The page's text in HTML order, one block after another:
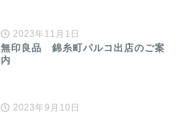
2023年11月1日
無印良品 錦糸町パルコ出店のご案
内
2023年9月10日